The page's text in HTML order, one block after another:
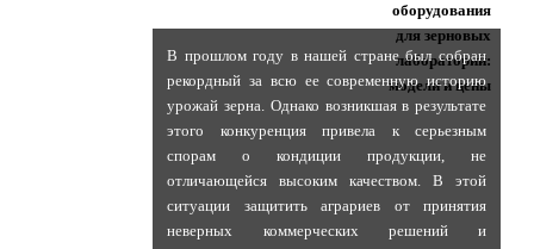
оборудования
для зерновых
лабораторий:
модели и цены
В прошлом году в нашей стране был собран
рекордный за всю ее современную историю
урожай зерна. Однако возникшая в результате
этого конкуренция привела к серьезным
спорам о кондиции продукции, не
отличающейся высоким качеством. В этой
ситуации защитить аграриев от принятия
неверных коммерческих решений и